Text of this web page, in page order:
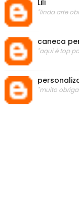
Lili
"linda arte
caneca
"aqui é top
"muito